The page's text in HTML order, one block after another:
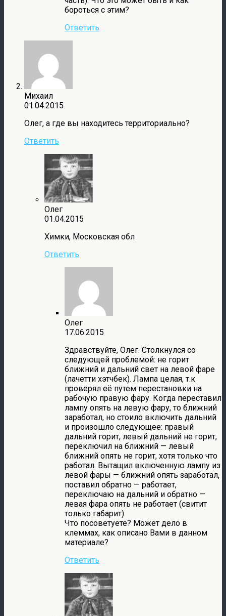
бороться с этим?
Ответить
Михаил
01.04.2015
Олег, а где вы находитесь территориально?
Ответить
Олег
01.04.2015
Химки, Московская обл
Ответить
Олег
17.06.2015
Здравствуйте, Олег. Столкнулся со
следующей проблемой: не горит
ближний и дальний свет на левой фаре
(лачетти хэтчбек). Лампа целая, т.к
проверял её путем перестановки на
рабочую правую фару. Когда переставил
лампу опять на левую фару, то ближний
заработал, но стоило включить дальний
и произошло следующее: правый
дальний горит, левый дальний не горит,
переключил на ближний — левый
ближний опять не горит, хотя только что
работал. Вытащил включенную лампу из
левой фары — ближний опять заработал,
поставил обратно — работает,
переключаю на дальний и обратно —
левая фара опять не работает (свитит
только габарит).
Что посоветуете? Может дело в
клеммах, как описано Вами в данном
материале?
Ответить